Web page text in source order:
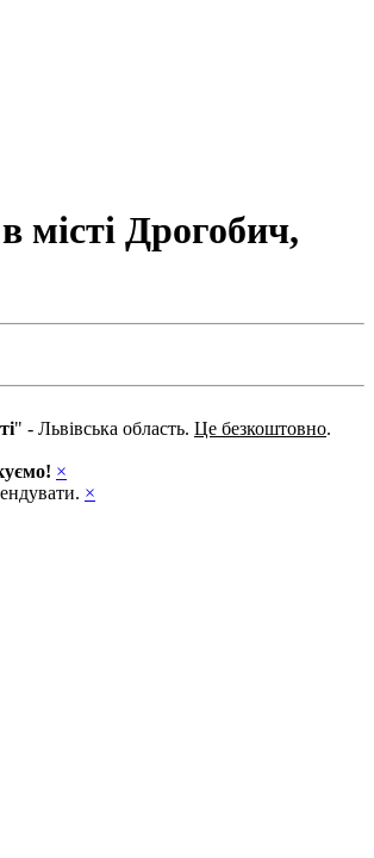
місті Дрогобич,
" - Львівська область. Це безкоштовно.
×
×